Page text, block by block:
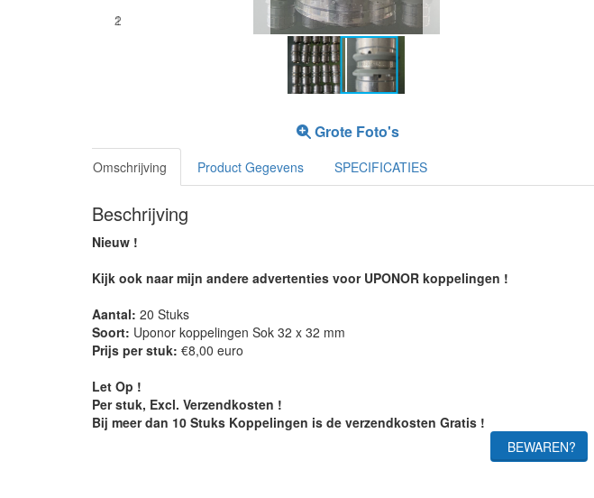
2
Grote Foto's
Omschrijving Product Gegevens SPECIFICATIES
Beschrijving
Nieuw !
Kijk ook naar mijn andere advertenties voor UPONOR koppelingen !
Aantal: 20 Stuks
Soort: Uponor koppelingen Sok 32 x 32 mm
Prijs per stuk: €8,00 euro
Let Op !
Per stuk, Excl. Verzendkosten !
Bij meer dan 10 Stuks Koppelingen is de verzendkosten Gratis !
BEWAREN?